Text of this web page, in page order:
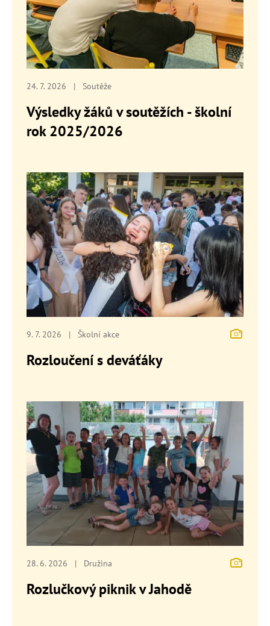
24. 7. 2026 | Soutěže
Výsledky žáků v soutěžích - školní
rok 2025/2026
9. 7. 2026 | Školní akce
Rozloučení s deváťáky
28. 6. 2026 | Družina
Rozlučkový piknik v Jahodě